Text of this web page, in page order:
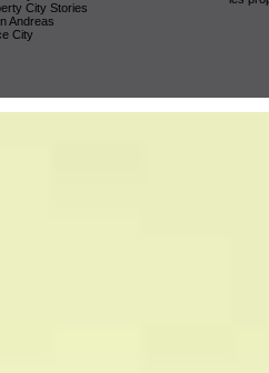
City Stories
Andreas
City